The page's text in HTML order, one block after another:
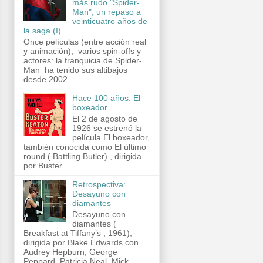
más rudo "Spider-
Man", un repaso a
veinticuatro años de
la saga (I)
Once películas (entre acción real
y animación), varios spin-offs y
actores: la franquicia de Spider-
Man ha tenido sus altibajos
desde 2002...
Hace 100 años: El
boxeador
El 2 de agosto de
1926 se estrenó la
película El boxeador,
también conocida como El último
round ( Battling Butler) , dirigida
por Buster ...
Retrospectiva:
Desayuno con
diamantes
Desayuno con
diamantes (
Breakfast at Tiffany’s , 1961),
dirigida por Blake Edwards con
Audrey Hepburn, George
Peppard, Patricia Neal, Mick...